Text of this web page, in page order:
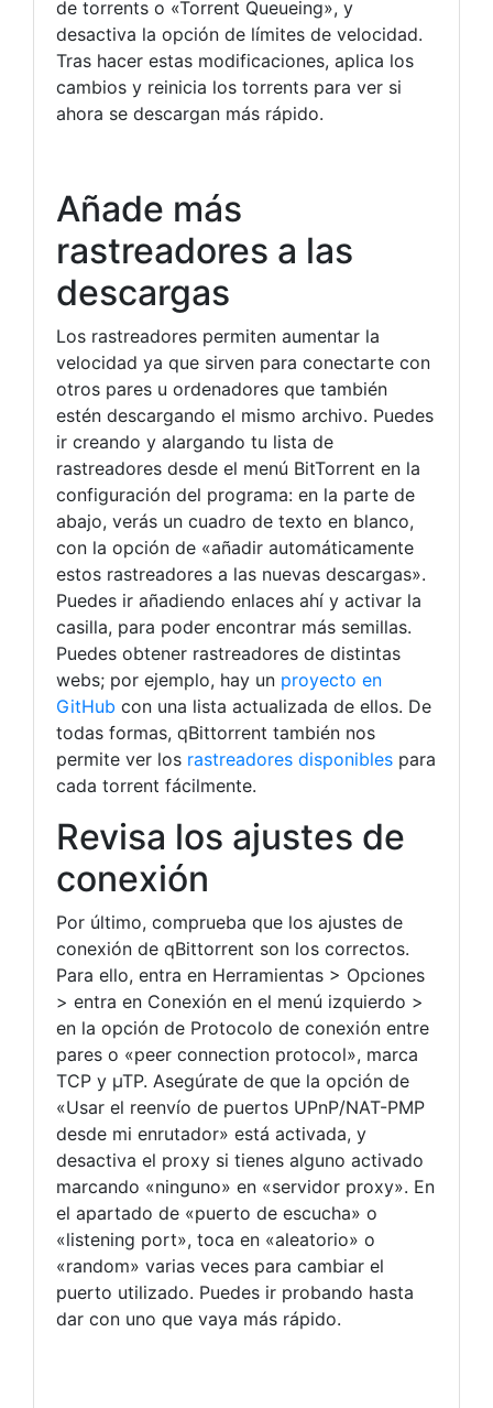
de torrents o «Torrent Queueing», y
desactiva la opción de límites de velocidad.
Tras hacer estas modificaciones, aplica los
cambios y reinicia los torrents para ver si
ahora se descargan más rápido.
Añade más
rastreadores a las
descargas
Los rastreadores permiten aumentar la
velocidad ya que sirven para conectarte con
otros pares u ordenadores que también
estén descargando el mismo archivo. Puedes
ir creando y alargando tu lista de
rastreadores desde el menú BitTorrent en la
configuración del programa: en la parte de
abajo, verás un cuadro de texto en blanco,
con la opción de «añadir automáticamente
estos rastreadores a las nuevas descargas».
Puedes ir añadiendo enlaces ahí y activar la
casilla, para poder encontrar más semillas.
Puedes obtener rastreadores de distintas
webs; por ejemplo, hay un proyecto en
GitHub con una lista actualizada de ellos. De
todas formas, qBittorrent también nos
permite ver los rastreadores disponibles para
cada torrent fácilmente.
Revisa los ajustes de
conexión
Por último, comprueba que los ajustes de
conexión de qBittorrent son los correctos.
Para ello, entra en Herramientas > Opciones
> entra en Conexión en el menú izquierdo >
en la opción de Protocolo de conexión entre
pares o «peer connection protocol», marca
TCP y µTP. Asegúrate de que la opción de
«Usar el reenvío de puertos UPnP/NAT-PMP
desde mi enrutador» está activada, y
desactiva el proxy si tienes alguno activado
marcando «ninguno» en «servidor proxy». En
el apartado de «puerto de escucha» o
«listening port», toca en «aleatorio» o
«random» varias veces para cambiar el
puerto utilizado. Puedes ir probando hasta
dar con uno que vaya más rápido.